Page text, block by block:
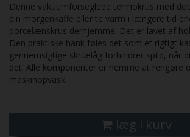
Denne vakuumforseglede termokrus med
din morgenkaffe eller te varm i længere tid
porcelænskrus derhjemme. Det er lavet af
Den praktiske hank føles det som et rigtigt
gennemsigtige skruelåg forhindrer spild, når
det. Alle komponenter er nemme at rengøre
maskinopvask.
læg i kurv